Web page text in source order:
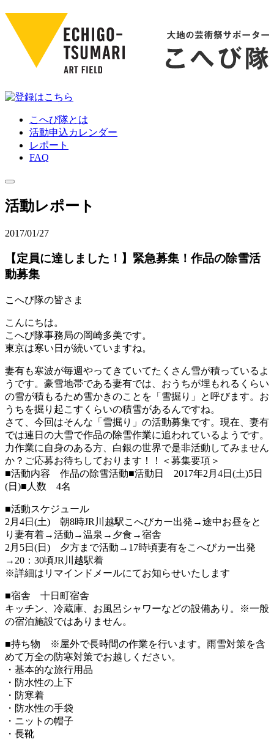
こへび隊とは
活動申込カレンダー
レポート
FAQ
活動レポート
2017/01/27
【定員に達しました！】緊急募集！作品の除雪活
動募集
こへび隊の皆さま
こんにちは。
こへび隊事務局の岡崎多美です。
東京は寒い日が続いていますね。
妻有も寒波が毎週やってきていてたくさん雪が積っているよ
うです。豪雪地帯である妻有では、 おうちが埋もれるくらい
の雪が積もるため雪かきのことを「 雪掘り」と呼びます。 お
うちを掘り起こすくらいの積雪があるんですね。
さて、今回はそんな「雪掘り」の活動募集です。現在、 妻有
では連日の大雪で作品の除雪作業に追われているようです。
力作業に自身のある方、白銀の世界で是非活動してみません
か？ ご応募お待ちしております！！＜募集要項＞
■活動内容 作品の除雪活動■活動日 2017年2月4日(土)5日
(日)■人数 4名
■活動スケジュール
2月4日(土) 朝8時JR川越駅こへびカー出発→途中お昼をと
り妻有着→活動→温泉→夕食→宿舎
2月5日(日) 夕方まで活動→17時頃妻有をこへびカー出発
→20： 30頃JR川越駅着
※詳細はリマインドメールにてお知らせいたします
■宿舎 十日町宿舎
キッチン、冷蔵庫、お風呂シャワーなどの設備あり。※一般
の宿泊施設ではありません。
■持ち物 ※屋外で長時間の作業を行います。 雨雪対策を含
めて万全の防寒対策でお越しください。
・基本的な旅行用品
・防水性の上下
・防寒着
・防水性の手袋
・ニットの帽子
・長靴